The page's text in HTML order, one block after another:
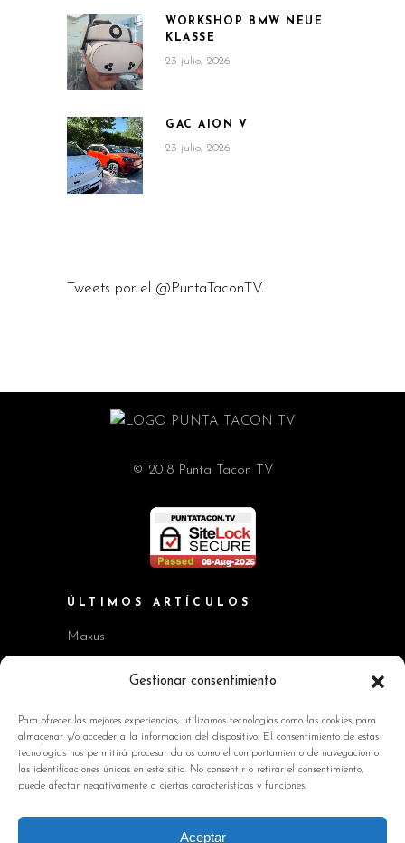
Gestionar consentimiento
Para ofrecer las mejores experiencias, utilizamos tecnologías como las cookies para
almacenar y/o acceder a la información del dispositivo. El consentimiento de estas
tecnologías nos permitirá procesar datos como el comportamiento de navegación o
las identificaciones únicas en este sitio. No consentir o retirar el consentimiento,
puede afectar negativamente a ciertas características y funciones.
Aceptar
WORKSHOP BMW NEUE
KLASSE
23 julio, 2026
GAC AION V
23 julio, 2026
Tweets por el @PuntaTaconTV.
© 2018 Punta Tacon TV
ÚLTIMOS ARTÍCULOS
Maxus
Workshop BMW Neue Klasse
Kia EV2 y Kia Seltos
Skoda Octavia RS
INFORMACIÓN DE INTERÉS